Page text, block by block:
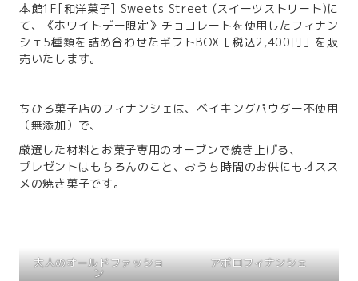
本館1F[和洋菓子] Sweets Street (スイーツストリート)に
て、《ホワイトデー限定》チョコレートを使用したフィナン
シェ5種類を詰め合わせたギフトBOX［税込2,400円］を販
売いたします。
ちひろ菓子店のフィナンシェは、ベイキングパウダー不使用
（無添加）で、
厳選した材料とお菓子専用のオーブンで焼き上げる、
プレゼントはもちろんのこと、おうち時間のお供にもオスス
メの焼き菓子です。
大人のオールドファッショ
ン
アポロフィナンシェ